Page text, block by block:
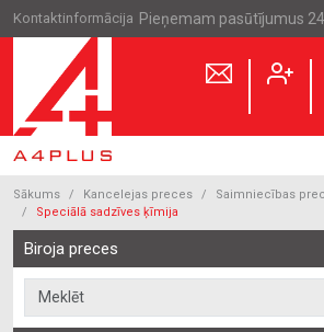
Kontaktinformācija Pieņemam pasūtījumus
Sākums Kancelejas preces Saimniecības
Speciālā sadzīves ķīmija
Biroja preces